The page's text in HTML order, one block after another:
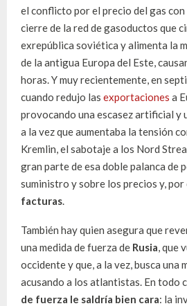
el conflicto por el precio del gas
cierre de la red de gasoductos que
exrepública soviética y alimenta la
de la antigua Europa del Este,
horas. Y muy recientemente, en
cuando redujo las exportaciones a
provocando una escasez artificial y
a la vez que aumentaba la tensión
Kremlin, el sabotaje a los Nord
gran parte de esa doble palanca de
suministro y sobre los precios y, por
facturas.
También hay quien asegura que
una medida de fuerza de Rusia, que
occidente y que, a la vez, busca una
acusando a los atlantistas. En todo
de fuerza le saldría bien cara: la